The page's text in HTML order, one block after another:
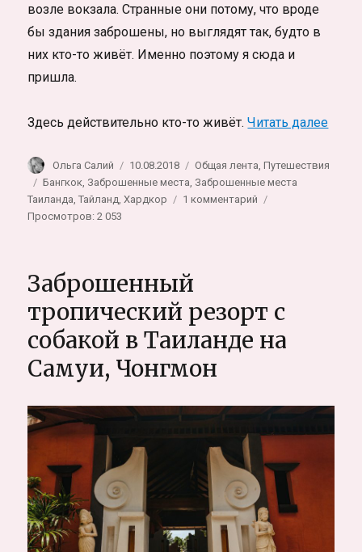
возле вокзала. Странные они потому, что вроде
бы здания заброшены, но выглядят так, будто в
них кто-то живёт. Именно поэтому я сюда и
пришла.
Здесь действительно кто-то живёт.Читать далее
Автор
Ольга Салий Опубликовано
10.08.2018 Рубрики
Общая лента ,Путешествия
Метки
Бангкок Заброшенные места Заброшенные места
Таиланда ,Тайланд ,Хардкор 1 комментарий
Жилая
заброшка
возле
Просмотров: 2 053
Заброшенный
тропический резорт с
собакой в Таиланде на
Самуи, Чонгмон